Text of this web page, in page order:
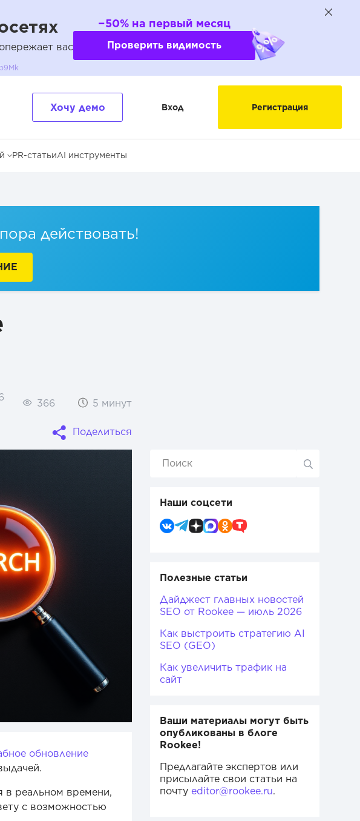
вас
−50% на первый месяц
Проверить видимость
Хочу демо Вход Регистрация
PR-статьиAI инструменты
действовать!
366 5 минут
Поделиться
обновление
в реальном времени,
с возможностью
Наши соцсети
Полезные статьи
Дайджест главных новостей
SEO от Rookee — июль 2026
Как выстроить стратегию AI
SEO (GEO)
Как увеличить трафик на
сайт
Ваши материалы могут быть
опубликованы в блоге
Rookee!
Предлагайте экспертов или
присылайте свои статьи на
почту editor@rookee.ru.